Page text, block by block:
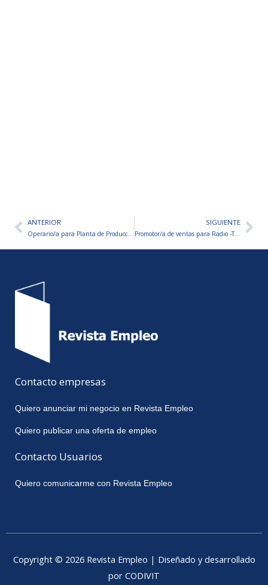
AntANTERIOR SIGUIENTE
Promotor/a de ventas para Radio -Tierra Del Fuego
Contacto empresas
Quiero anunciar mi negocio en Revista Empleo
Quiero publicar una oferta de empleo
Contacto Usuarios
Quiero comunicarme con Revista Empleo
Copyright © 2026 Revista Empleo | Diseñado y desarrollado
por CODIVIT